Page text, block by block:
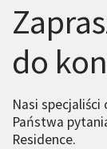
do
Nasi
Państwa
Residence.